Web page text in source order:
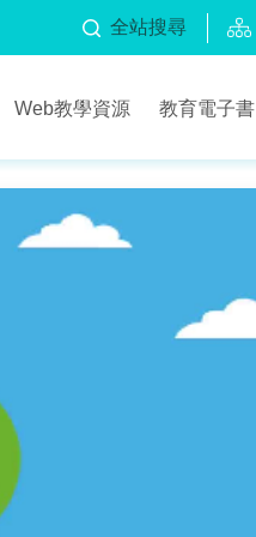
全站搜尋
Web教學資源 教育電子書